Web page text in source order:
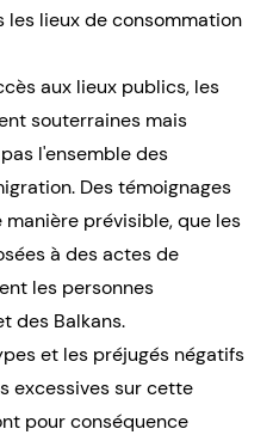
les lieux de consommation
aux lieux publics, les
souterraines mais
l'ensemble des
Des témoignages
prévisible, que les
à des actes de
les personnes
des Balkans.
et les préjugés négatifs
excessives sur cette
pour conséquence